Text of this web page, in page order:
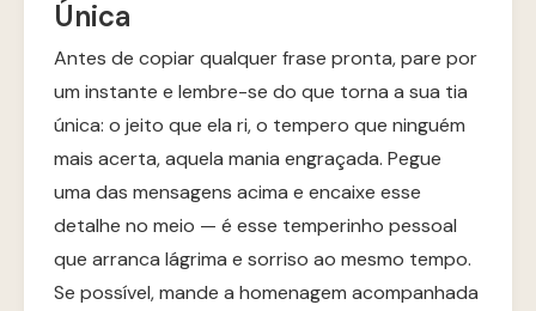
Única
Antes de copiar qualquer frase pronta, pare por
um instante e lembre-se do que torna a sua tia
única: o jeito que ela ri, o tempero que ninguém
mais acerta, aquela mania engraçada. Pegue
uma das mensagens acima e encaixe esse
detalhe no meio — é esse temperinho pessoal
que arranca lágrima e sorriso ao mesmo tempo.
Se possível, mande a homenagem acompanhada